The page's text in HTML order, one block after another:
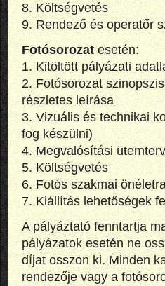
8. Költségvetés
9. Rendező és operatőr
Fotósorozatesetén:
1. Kitöltött pályázati
2. Fotósorozat
részletes leírása
3. Vizuális és technikai
fog készülni)
4. Megvalósítási ütemterv
5. Költségvetés
6. Fotós szakmai
7. Kiállítás lehetőségek
A pályáztató fenntartja
pályázatok esetén ne
díjat osszon ki. Minden
rendezője vagy a